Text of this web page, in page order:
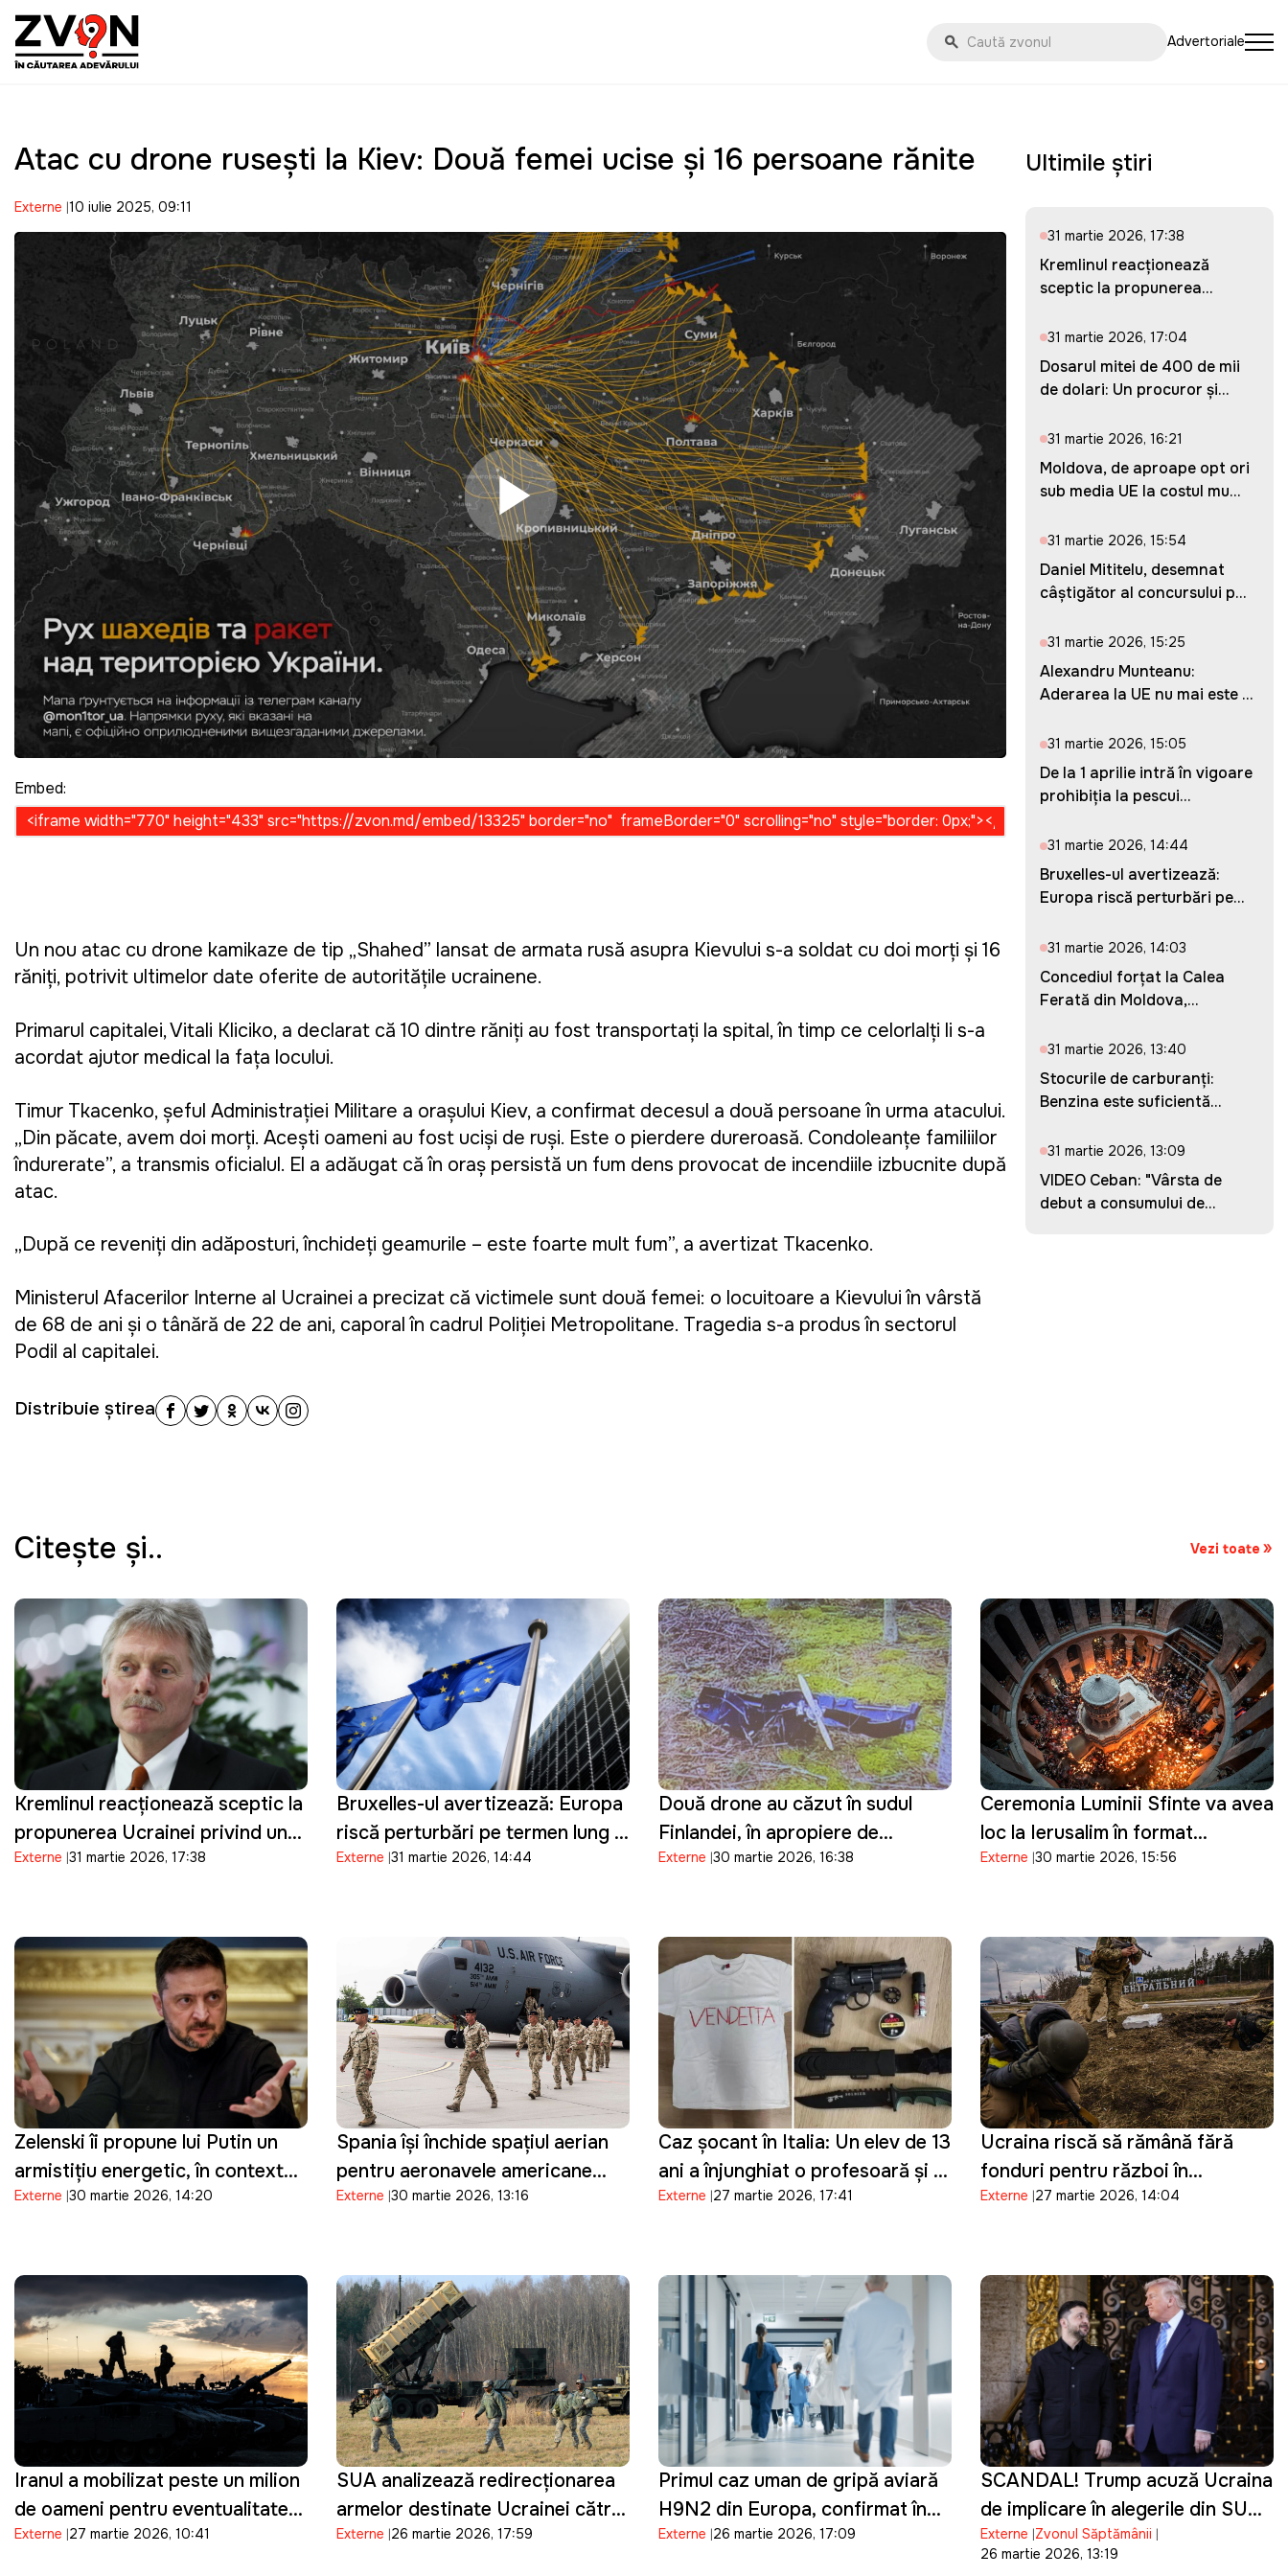
Advertoriale
Atac cu drone rusești la Kiev: Două femei ucise și 16 persoane rănite
Externe 10 iulie 2025, 09:11
Play Video
Embed:
Un nou atac cu drone kamikaze de tip „Shahed” lansat de armata rusă asupra Kievului s-a soldat cu doi morți și 16
răniți, potrivit ultimelor date oferite de autoritățile ucrainene.
Primarul capitalei, Vitali Kliciko, a declarat că 10 dintre răniți au fost transportați la spital, în timp ce celorlalți li s-a
acordat ajutor medical la fața locului.
Timur Tkacenko, șeful Administrației Militare a orașului Kiev, a confirmat decesul a două persoane în urma atacului.
„Din păcate, avem doi morți. Acești oameni au fost uciși de ruși. Este o pierdere dureroasă. Condoleanțe familiilor
îndurerate”, a transmis oficialul. El a adăugat că în oraș persistă un fum dens provocat de incendiile izbucnite după
atac.
„După ce reveniți din adăposturi, închideți geamurile – este foarte mult fum”, a avertizat Tkacenko.
Ministerul Afacerilor Interne al Ucrainei a precizat că victimele sunt două femei: o locuitoare a Kievului în vârstă
de 68 de ani și o tânără de 22 de ani, caporal în cadrul Poliției Metropolitane. Tragedia s-a produs în sectorul
Podil al capitalei.
Distribuie știrea
Ultimile știri
31 martie 2026, 17:38
Kremlinul reacționează
sceptic la propunerea
31 martie 2026, 17:04
Dosarul mitei de 400 de mii
de dolari: Un procuror și...
31 martie 2026, 16:21
Moldova, de aproape opt ori
sub media UE la costul mu...
31 martie 2026, 15:54
Daniel Mititelu, desemnat
câștigător al concursului p...
31 martie 2026, 15:25
Alexandru Munteanu:
Aderarea la UE nu mai este o
31 martie 2026, 15:05
De la 1 aprilie intră în vigoare
prohibiția la pescui...
31 martie 2026, 14:44
Bruxelles-ul avertizează:
Europa riscă perturbări pe...
31 martie 2026, 14:03
Concediul forțat la Calea
Ferată din Moldova,
31 martie 2026, 13:40
Stocurile de carburanți:
Benzina este suficientă
31 martie 2026, 13:09
VIDEO Ceban: "Vârsta de
debut a consumului de
Citeşte şi.. Vezi toate
Kremlinul reacționează sceptic la
propunerea Ucrainei privind un
armistițiu de Paște
Externe 31 martie 2026, 17:38
Bruxelles-ul avertizează: Europa
riscă perturbări pe termen lung în
sectorul energetic
Externe 31 martie 2026, 14:44
Două drone au căzut în sudul
Finlandei, în apropiere de
frontiera cu Rusia: Kievul
Externe 30 martie 2026, 16:38
Ceremonia Luminii Sfinte va avea
loc la Ierusalim în format
restrâns, pe fondul tensiunilor de
Externe 30 martie 2026, 15:56
Zelenski îi propune lui Putin un
armistițiu energetic, în contextul
crizei din Orientul Mijlociu:
Externe 30 martie 2026, 14:20
Spania își închide spațiul aerian
pentru aeronavele americane
implicate în operațiuni militare
sale militare
Externe 30 martie 2026, 13:16
Caz șocant în Italia: Un elev de 13
ani a înjunghiat o profesoară și a
transmis totul live pe Telegram
Externe 27 martie 2026, 17:41
Ucraina riscă să rămână fără
fonduri pentru război în
următoarele două luni
Externe 27 martie 2026, 14:04
Iranul a mobilizat peste un milion
de oameni pentru eventualitatea
în care Trump ordonă o invazie
Externe 27 martie 2026, 10:41
SUA analizează redirecționarea
armelor destinate Ucrainei către
Orientul Mijlociu
Externe 26 martie 2026, 17:59
Primul caz uman de gripă aviară
H9N2 din Europa, confirmat în
Italia
Externe 26 martie 2026, 17:09
SCANDAL! Trump acuză Ucraina
de implicare în alegerile din SUA
și de finanțarea campaniei lui
Biden
Externe Zvonul Săptămânii
26 martie 2026, 13:19